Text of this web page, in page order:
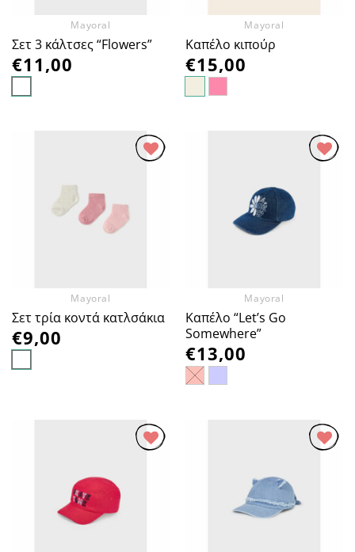
Mayoral
Σετ 3 κάλτσες “Flowers”
€11,00
Mayoral
Καπέλο κιπούρ
€15,00
Mayoral
Σετ τρία κοντά κατλσάκια
€9,00
Αγαπημένα
Mayoral
Καπέλο “Let’s Go
Somewhere”
€13,00
Αγαπημένα
Αγαπημένα